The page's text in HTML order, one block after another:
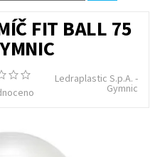
FIT BALL 75
Ledraplastic S.p.A. -
Gymnic